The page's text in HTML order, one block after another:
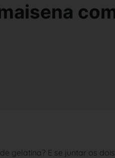
gelatina? E se juntar os